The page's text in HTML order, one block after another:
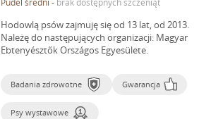
Hodowlą psów zajmuję się od 13 lat, od 2013.
Należę do następujących organizacji: Magyar
Ebtenyésztők Országos Egyesülete.
Badania zdrowotne Gwarancja
Psy wystawowe